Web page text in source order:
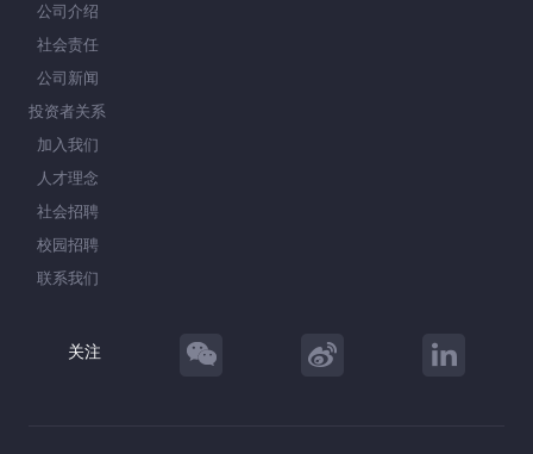
公司介绍
社会责任
公司新闻
投资者关系
加入我们
人才理念
社会招聘
校园招聘
联系我们
关注